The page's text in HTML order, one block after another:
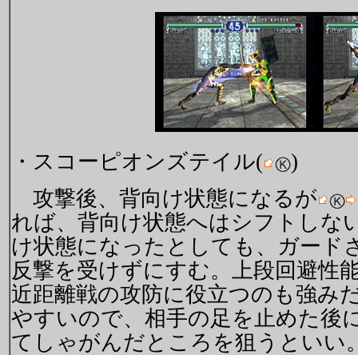
・スコーピオンズテイル(
)
攻撃後、背向け状態になるが
れば、背向け状態へはシフトしな
け状態になったとしても、ガード
反撃を受けずにすむ。上段回避性
近距離戦の攻防に役立つのも強み
やすいので、相手の足を止めた後
てしゃがんだところを狙うといい